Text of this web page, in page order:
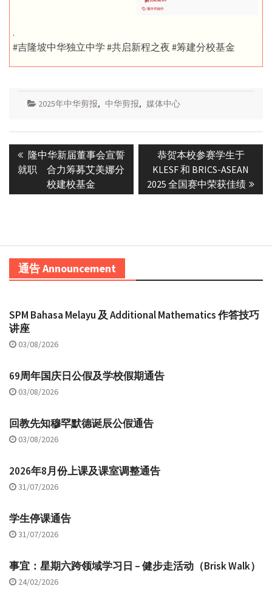
.
#吉隆坡中华独立中学 #共启新程之夜 #筹建分校基金
2025年中华剪报, 中华剪报, 媒体中心
navigation
Previous
post:
隆中华新届董事会宣誓
就职 合力筹募艾美娜分
校建校基金
Next
post:
恭贺本校参赛学生于
KLESF 和 BRICS-ASEAN
2025 全国赛中荣获佳绩
通告 Announcement
SPM Bahasa Melayu 及 Additional Mathematics 作答技巧
讲座
03/08/2026
69周年国庆日公假及学校假期通告
03/08/2026
回教先知穆罕默德诞辰公假通告
03/08/2026
2026年8月份上课及课室调整通告
31/07/2026
学生停课通告
31/07/2026
事宜：星期六跨领域学习日 – 健步走活动（Brisk Walk）
24/02/2026